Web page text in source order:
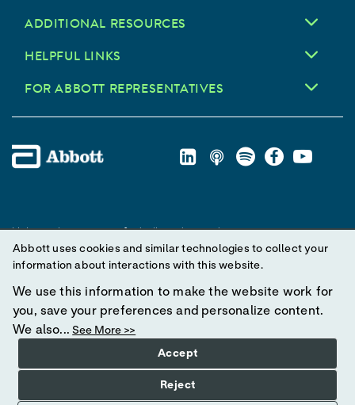
ADDITIONAL RESOURCES
HELPFUL LINKS
FOR ABBOTT REPRESENTATIVES
Unless otherwise specified, all product and service names
appearing in this Internet site are trademarks owned by or licensed
to Abbott, its subsidiaries or affiliates. No use of any Abbott
trademark, trade name, or trade dress in this site may be made
without prior written authorization of Abbott, except to identify the
product or services of the company.
© 2025 Abbott. All Rights Reserved.
Abbott uses cookies and similar technologies to collect your
information about interactions with this website.
We use this information to make the website work for
you, save your preferences and personalize content.
We also... See More >>
Accept
Reject